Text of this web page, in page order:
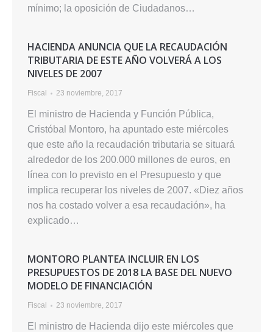
mínimo; la oposición de Ciudadanos…
HACIENDA ANUNCIA QUE LA RECAUDACIÓN
TRIBUTARIA DE ESTE AÑO VOLVERÁ A LOS
NIVELES DE 2007
Fiscal 23 noviembre, 2017
El ministro de Hacienda y Función Pública,
Cristóbal Montoro, ha apuntado este miércoles
que este año la recaudación tributaria se situará
alrededor de los 200.000 millones de euros, en
línea con lo previsto en el Presupuesto y que
implica recuperar los niveles de 2007. «Diez años
nos ha costado volver a esa recaudación», ha
explicado…
MONTORO PLANTEA INCLUIR EN LOS
PRESUPUESTOS DE 2018 LA BASE DEL NUEVO
MODELO DE FINANCIACIÓN
Fiscal 23 noviembre, 2017
El ministro de Hacienda dijo este miércoles que